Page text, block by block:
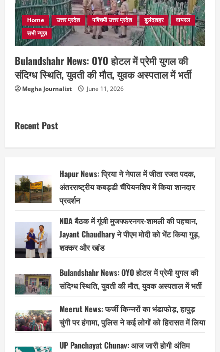
Home उत्तर प्रदेश पश्चिमी उत्तर प्रदेश बुलंदशहर
वायरल
सभी न्यूज़
Bulandshahr News: OYO होटल में प्रेमी युगल की
संदिग्ध स्थिति, युवती की मौत, युवक अस्पताल में भर्ती
Megha Journalist June 11, 2026
Recent Post
Hapur News: प्रिया ने नेपाल में जीता रजत पदक,
अंतरराष्ट्रीय कबड्डी चैंपियनशिप में किया शानदार
प्रदर्शन
NDA बैठक में गूंजी मुजफ्फरनगर-शामली की पहचान,
Jayant Chaudhary ने पीएम मोदी को भेंट किया गुड़,
शक्कर और खांड
Bulandshahr News: OYO होटल में प्रेमी युगल की
संदिग्ध स्थिति, युवती की मौत, युवक अस्पताल में भर्ती
Meerut News: फर्जी किन्नरों का भंडाफोड़, हापुड़
चुंगी पर हंगामा, पुलिस ने कई लोगों को हिरासत में लिया
UP Panchayat Chunav: आज जारी होगी अंतिम